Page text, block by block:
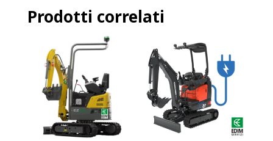
Prodotti correlati